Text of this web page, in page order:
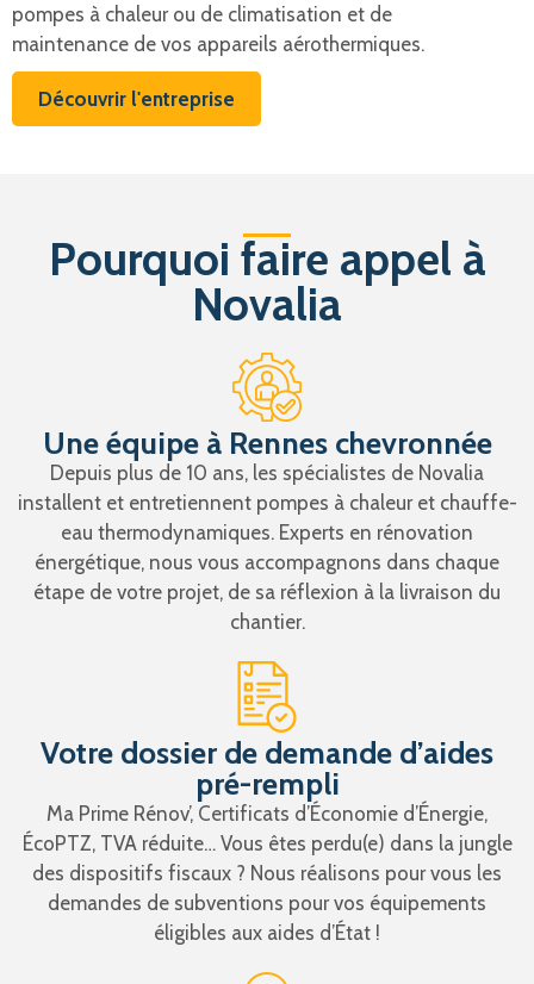
pompes à chaleur ou de climatisation et de
maintenance de vos appareils aérothermiques.
Découvrir l'entreprise
Pourquoi faire appel à
Novalia
Une équipe à Rennes chevronnée
Depuis plus de 10 ans, les spécialistes de Novalia
installent et entretiennent pompes à chaleur et chauffe-
eau thermodynamiques. Experts en rénovation
énergétique, nous vous accompagnons dans chaque
étape de votre projet, de sa réflexion à la livraison du
chantier.
Votre dossier de demande d’aides
pré-rempli
Ma Prime Rénov’, Certificats d’Économie d’Énergie,
ÉcoPTZ, TVA réduite… Vous êtes perdu(e) dans la jungle
des dispositifs fiscaux ? Nous réalisons pour vous les
demandes de subventions pour vos équipements
éligibles aux aides d’État !